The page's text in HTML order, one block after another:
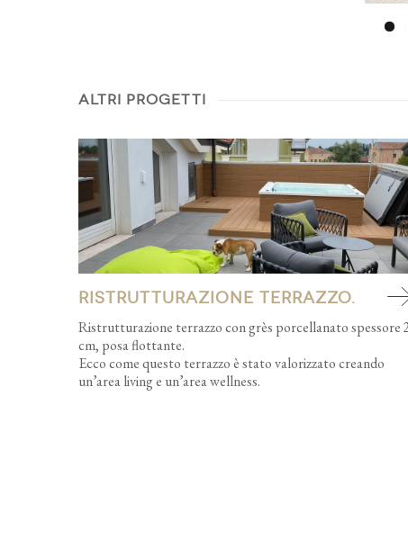
Altri progetti
Ristrutturazione terrazzo.
Ristrutturazione terrazzo con grès porcellanato spessore
cm, posa flottante.
Ecco come questo terrazzo è stato valorizzato creando
un’area living e un’area wellness.